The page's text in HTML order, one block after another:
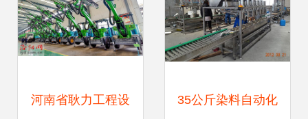
河南省耿力工程设 35公斤染料自动化